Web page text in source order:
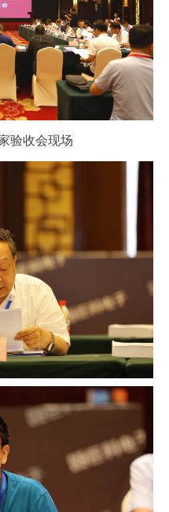
验收会现场